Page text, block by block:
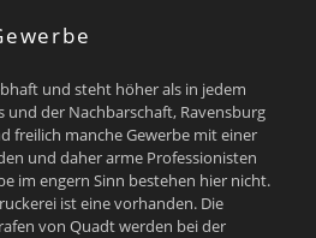
und steht höher als in jedem
der Nachbarschaft, Ravensburg
freilich manche Gewerbe mit einer
und daher arme Professionisten
im engern Sinn bestehen hier nicht.
ist eine vorhanden. Die
von Quadt werden bei der